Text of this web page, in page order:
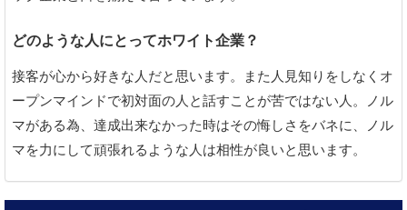
どのような人にとってホワイト企業？
接客が心から好きな人だと思います。また人見知りをしなくオ
ープンマインドで初対面の人と話すことが苦ではない人。ノル
マがある為、達成出来なかった時はその悔しさをバネに、ノル
マを力にして頑張れるような人は相性が良いと思います。